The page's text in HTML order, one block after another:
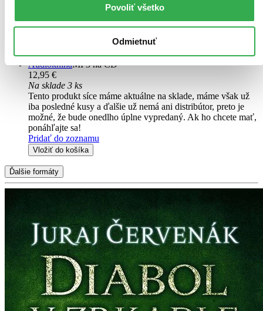
Povoliť všetko
Odmietnuť
Máte čítačku, tablet alebo mobil? Stiahnite si do nich e-knihu:
budete ju mať hneď a ešte aj ušetríte život stromom. Viac
informácii o e-kniháchnájdete tu.
Vložiť do košíka
AudioknihaMP3 na CD
12,95 €
Na sklade 3 ks
Tento produkt síce máme aktuálne na sklade, máme však už
iba posledné kusy a ďalšie už nemá ani distribútor, preto je
možné, že bude onedlho úplne vypredaný. Ak ho chcete mať,
ponáhľajte sa!
Pridať do zoznamu
Vložiť do košíka
Ďalšie formáty